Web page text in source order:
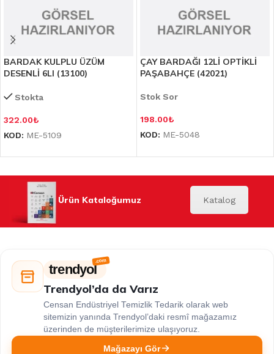
BARDAK KULPLU ÜZÜM
DESENLİ 6LI (13100)
Stokta
322.00₺
KOD: ME-5109
ÇAY BARDAĞI 12Lİ OPTİKLİ
PAŞABAHÇE (42021)
Stok Sor
198.00₺
KOD: ME-5048
Ürün Kataloğumuz Katalog
trendyol
Trendyol’da da Varız
Censan Endüstriyel Temizlik Tedarik olarak web
sitemizin yanında Trendyol’daki resmî mağazamız
üzerinden de müşterilerimize ulaşıyoruz.
Mağazayı Gör